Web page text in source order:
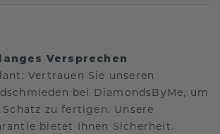
Versprechen
Vertrauen Sie unseren
bei DiamondsByMe, um
zu fertigen. Unsere
bietet Ihnen Sicherheit.